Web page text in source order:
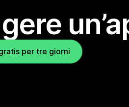
per tre giorni